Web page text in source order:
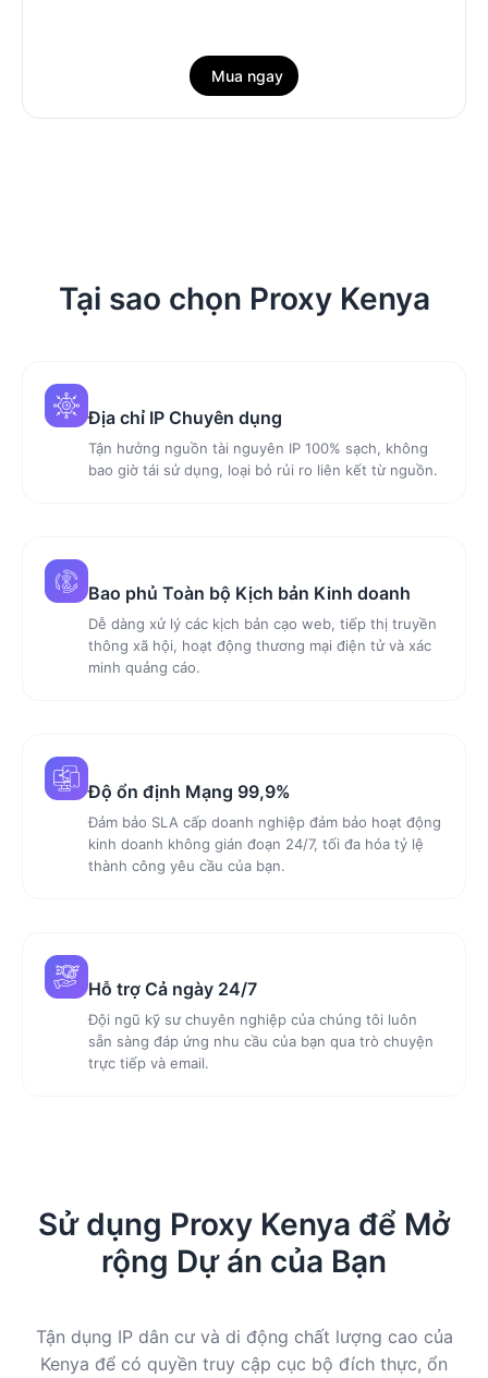
Mua ngay
Tại sao chọn Proxy Kenya
Địa chỉ IP Chuyên dụng
Tận hưởng nguồn tài nguyên IP 100% sạch, không
bao giờ tái sử dụng, loại bỏ rủi ro liên kết từ nguồn.
Bao phủ Toàn bộ Kịch bản Kinh doanh
Dễ dàng xử lý các kịch bản cạo web, tiếp thị truyền
thông xã hội, hoạt động thương mại điện tử và xác
minh quảng cáo.
Độ ổn định Mạng 99,9%
Đảm bảo SLA cấp doanh nghiệp đảm bảo hoạt động
kinh doanh không gián đoạn 24/7, tối đa hóa tỷ lệ
thành công yêu cầu của bạn.
Hỗ trợ Cả ngày 24/7
Đội ngũ kỹ sư chuyên nghiệp của chúng tôi luôn
sẵn sàng đáp ứng nhu cầu của bạn qua trò chuyện
trực tiếp và email.
Sử dụng Proxy Kenya để Mở
rộng Dự án của Bạn
Tận dụng IP dân cư và di động chất lượng cao của
Kenya để có quyền truy cập cục bộ đích thực, ổn